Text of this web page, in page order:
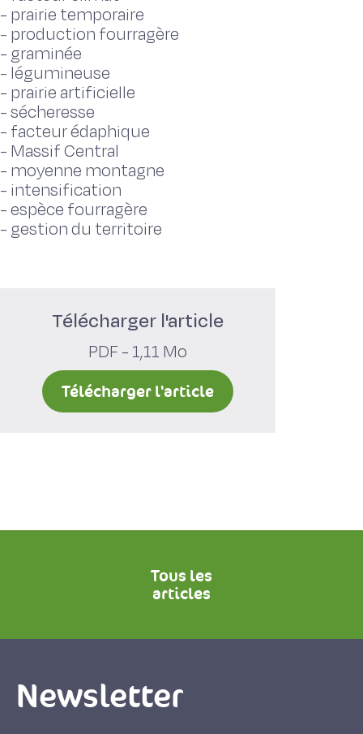
- prairie temporaire
- production fourragère
- graminée
- légumineuse
- prairie artificielle
-sécheresse
- facteur édaphique
- Massif Central
- moyenne montagne
- intensification
-espèce fourragère
- gestion du territoire
Télécharger l'article
PDF - 1,11 Mo
Télécharger l'article
Tous les
articles
Newsletter